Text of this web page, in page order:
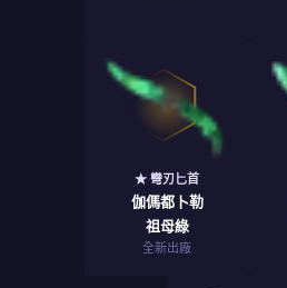
★ 彎刃匕首
伽傌都卜勒
祖母綠
全新出廠